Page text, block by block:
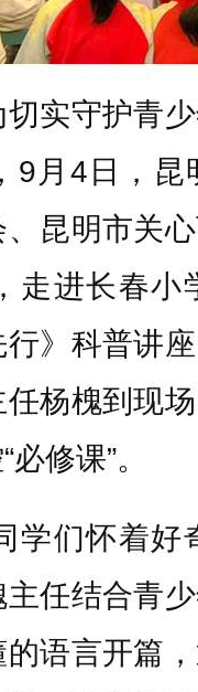
守护青少
9月4日，
昆明市关
走进长春小
》科普讲
杨槐到现
修课”。
们怀着好
任结合青
语言开篇